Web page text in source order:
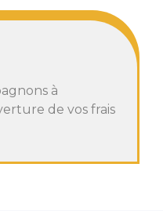
à
de vos frais